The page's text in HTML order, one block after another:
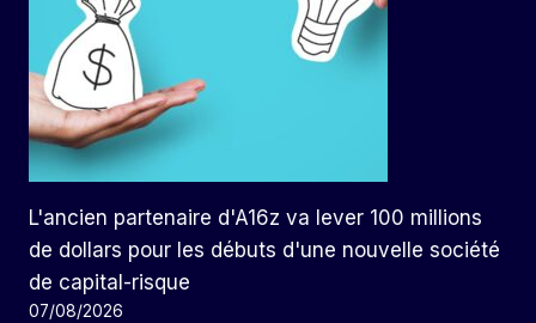
L'ancien partenaire d'A16z va lever 100 millions
de dollars pour les débuts d'une nouvelle société
de capital-risque
07/08/2026